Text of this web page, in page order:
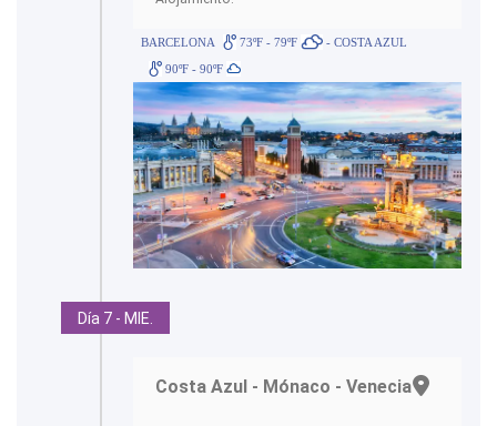
BARCELONA 73ºF - 79ºF
- COSTA AZUL
90ºF - 90ºF
Día 7 - MIE.
Costa Azul - Mónaco - Venecia